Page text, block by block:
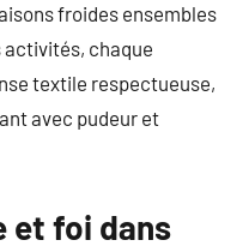
froides ensembles
activités, chaque
textile respectueuse,
avec pudeur et
et foi dans